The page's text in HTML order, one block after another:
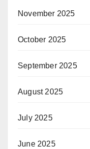
November 2025
October 2025
September 2025
August 2025
July 2025
June 2025